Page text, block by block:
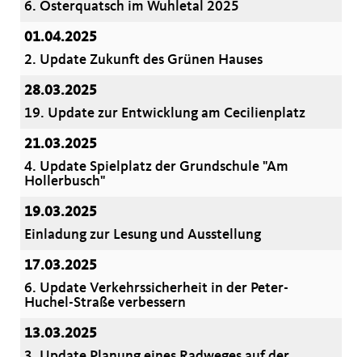
6. Osterquatsch im Wuhletal 2025
01.04.2025
2. Update Zukunft des Grünen Hauses
28.03.2025
19. Update zur Entwicklung am Cecilienplatz
21.03.2025
4. Update Spielplatz der Grundschule "Am
Hollerbusch"
19.03.2025
Einladung zur Lesung und Ausstellung
17.03.2025
6. Update Verkehrssicherheit in der Peter-
Huchel-Straße verbessern
13.03.2025